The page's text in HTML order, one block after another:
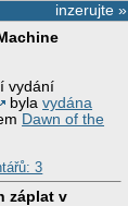
inzerujte »
vydání
bylavydána
Dawn of the
3
záplat v